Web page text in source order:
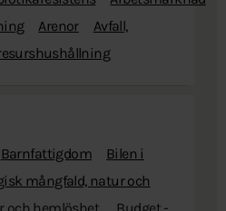
Arenor
Avfall,
Barnfattigdom
Bilen i
mångfald, natur och